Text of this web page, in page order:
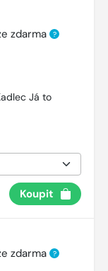
zdarma ?
Já to
Koupit
zdarma ?